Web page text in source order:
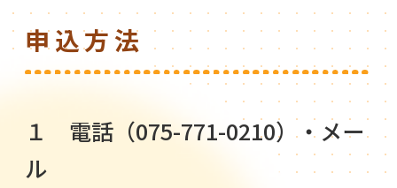
申込方法
１ 電話（075-771-0210）・メー
ル